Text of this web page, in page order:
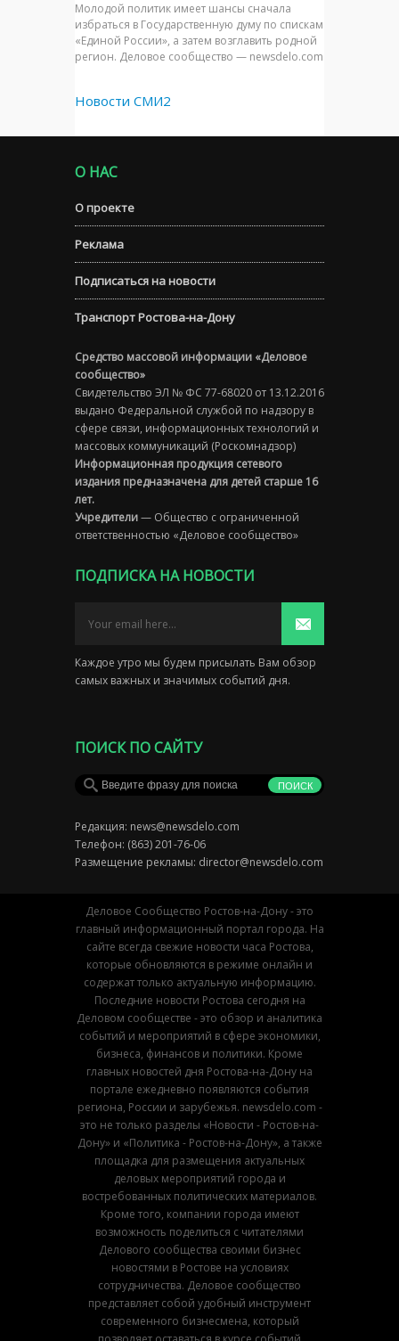
Молодой политик имеет шансы сначала
избраться в Государственную думу по спискам
«Единой России», а затем возглавить родной
регион. Деловое сообщество — newsdelo.com
Новости СМИ2
О НАС
О проекте
Реклама
Подписаться на новости
Транспорт Ростова-на-Дону
Средство массовой информации «Деловое
сообщество»
Свидетельство ЭЛ № ФС 77-68020 от 13.12.2016
выдано Федеральной службой по надзору в
сфере связи, информационных технологий и
массовых коммуникаций (Роскомнадзор)
Информационная продукция сетевого
издания предназначена для детей старше 16
лет.
Учредители— Общество с ограниченной
ответственностью «Деловое сообщество»
ПОДПИСКА НА НОВОСТИ
Каждое утро мы будем присылать Вам обзор
самых важных и значимых событий дня.
ПОИСК ПО САЙТУ
Редакция: news@newsdelo.com
Телефон: (863) 201-76-06
Размещение рекламы: director@newsdelo.com
Деловое Сообщество Ростов-на-Дону - это
главный информационный портал города. На
сайте всегда свежие новости часа Ростова,
которые обновляются в режиме онлайн и
содержат только актуальную информацию.
Последние новости Ростова сегодня на
Деловом сообществе - это обзор и аналитика
событий и мероприятий в сфере экономики,
бизнеса, финансов и политики. Кроме
главных новостей дня Ростова-на-Дону на
портале ежедневно появляются события
региона, России и зарубежья. newsdelo.com -
это не только разделы «Новости - Ростов-на-
Дону» и «Политика - Ростов-на-Дону», а также
площадка для размещения актуальных
деловых мероприятий города и
востребованных политических материалов.
Кроме того, компании города имеют
возможность поделиться с читателями
Делового сообщества своими бизнес
новостями в Ростове на условиях
сотрудничества. Деловое сообщество
представляет собой удобный инструмент
современного бизнесмена, который